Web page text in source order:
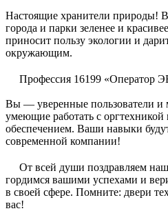
Настоящие хранители природы!
города и парки зеленее и
приносит пользу экологии и
окружающим.
Профессия 16199 «Оператор
Вы — уверенные пользователи и
умеющие работать с
обеспечением. Ваши навыки
современной компании!
От всей души поздравляем
гордимся вашими успехами и
в своей сфере. Помните: двери
вас!